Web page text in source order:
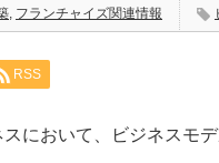
, フランチャイズ関連情報
RSS
において、ビジネスモ